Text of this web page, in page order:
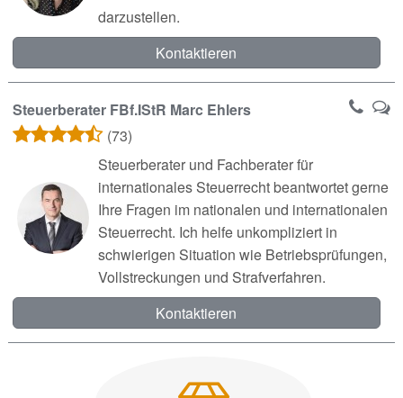
darzustellen.
Kontaktieren
Steuerberater FBf.IStR Marc Ehlers
(73)
Steuerberater und Fachberater für
internationales Steuerrecht beantwortet gerne
Ihre Fragen im nationalen und internationalen
Steuerrecht. Ich helfe unkompliziert in
schwierigen Situation wie Betriebsprüfungen,
Vollstreckungen und Strafverfahren.
Kontaktieren